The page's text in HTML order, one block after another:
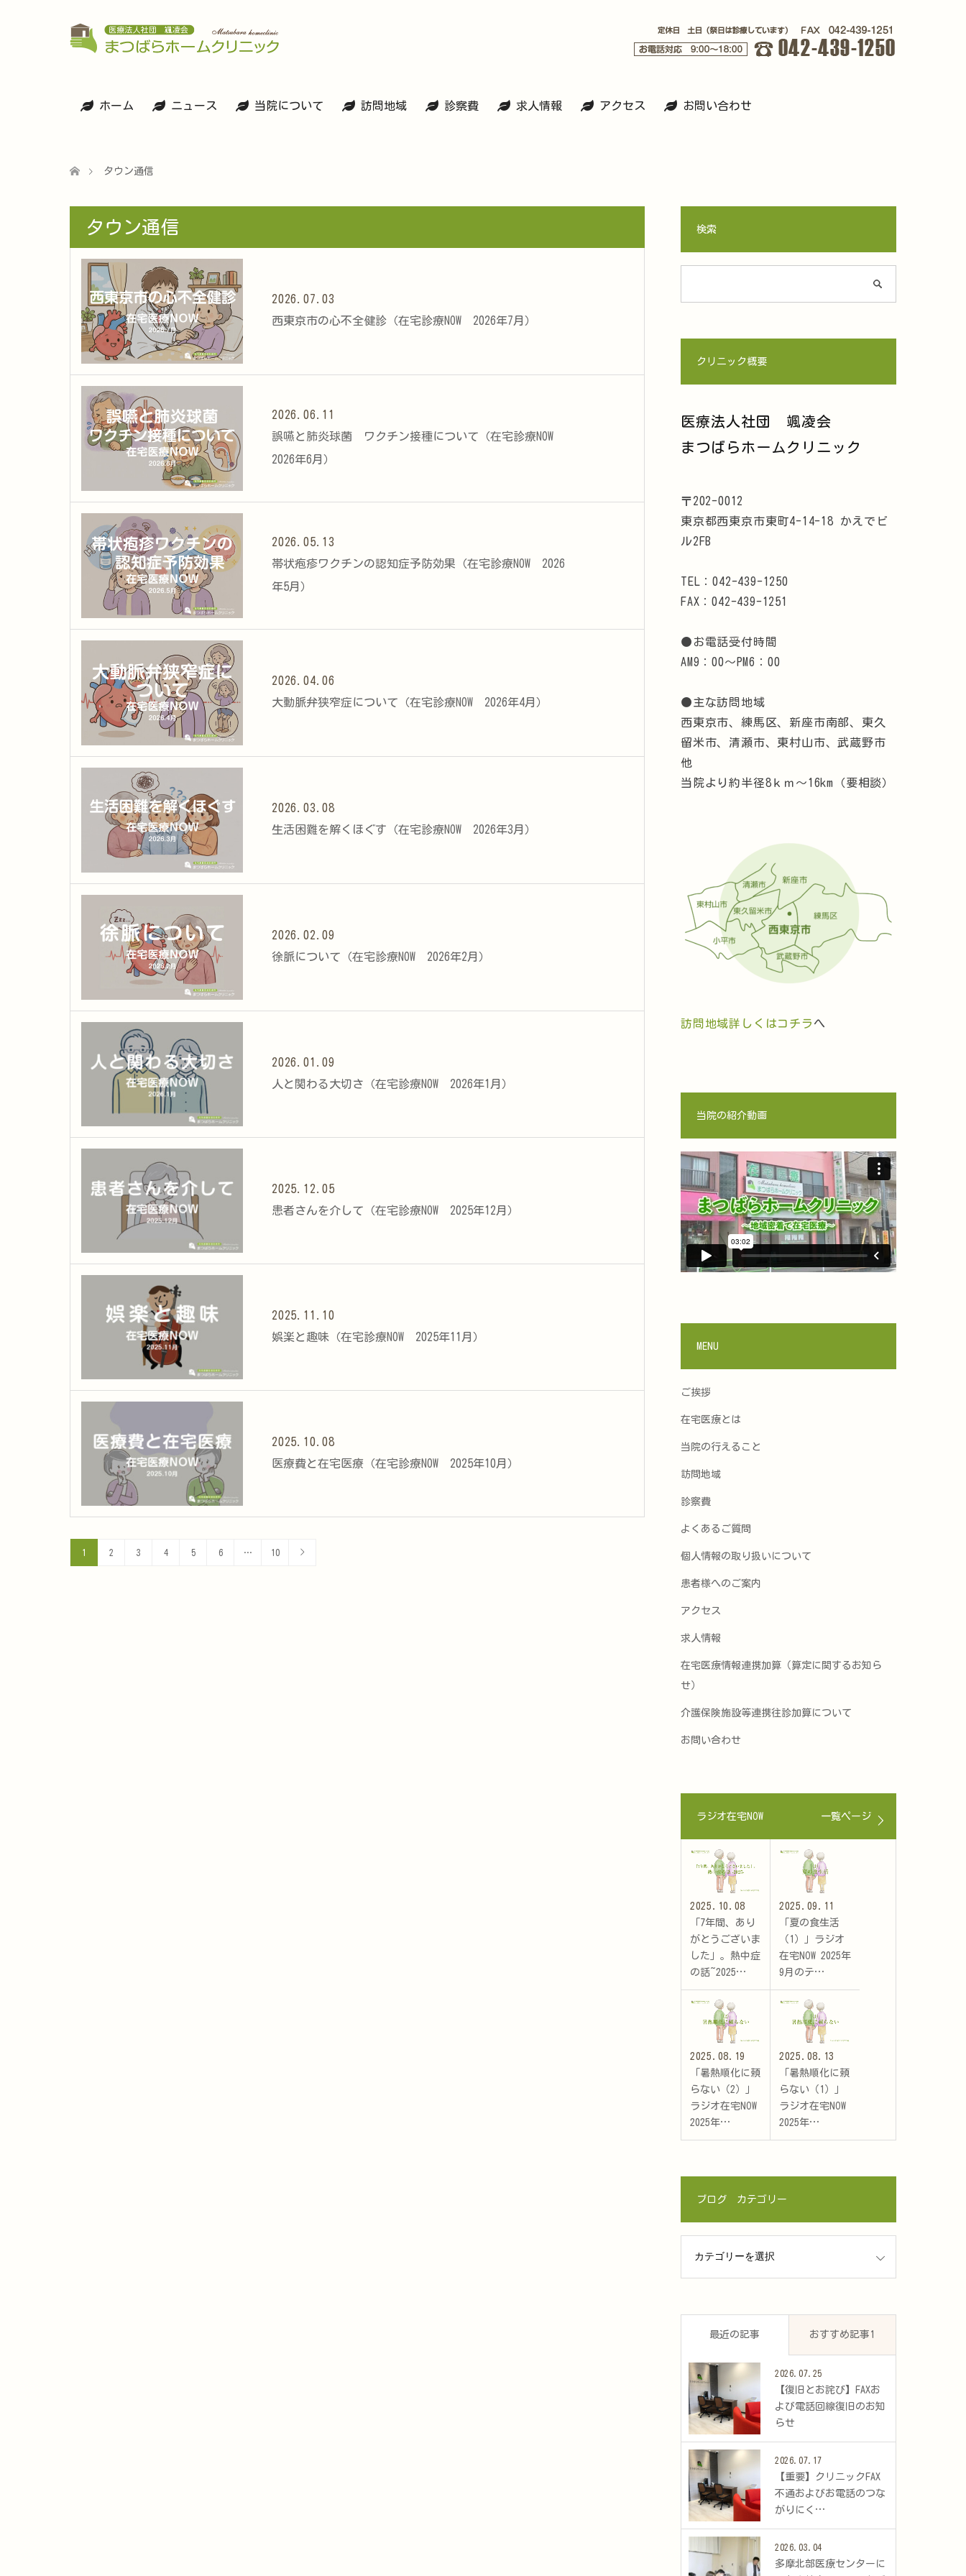
ホーム ニュース 当院について 訪問地域 診察費 求人情報 アクセス お問い合わせ
タウン通信
タウン通信
2026.07.03
西東京市の心不全健診（在宅診療NOW 2026年7月）
2026.06.11
誤嚥と肺炎球菌 ワクチン接種について（在宅診療NOW
2026年6月）
2026.05.13
帯状疱疹ワクチンの認知症予防効果（在宅診療NOW 2026
年5月）
2026.04.06
大動脈弁狭窄症について（在宅診療NOW 2026年4月）
2026.03.08
生活困難を解くほぐす（在宅診療NOW 2026年3月）
2026.02.09
徐脈について（在宅診療NOW 2026年2月）
2026.01.09
人と関わる大切さ（在宅診療NOW 2026年1月）
2025.12.05
患者さんを介して（在宅診療NOW 2025年12月）
2025.11.10
娯楽と趣味（在宅診療NOW 2025年11月）
2025.10.08
医療費と在宅医療（在宅診療NOW 2025年10月）
1 2 3 4 5 6 … 10
検索
クリニック概要
医療法人社団 颯凌会
まつばらホームクリニック
〒202-0012
東京都西東京市東町4-14-18 かえでビ
ル2FB
TEL：042-439-1250
FAX：042-439-1251
●お電話受付時間
AM9：00～PM6：00
●主な訪問地域
西東京市、練馬区、新座市南部、東久
留米市、清瀬市、東村山市、武蔵野市
他
当院より約半径8ｋｍ～16km（要相談）
訪問地域詳しくはコチラ へ
当院の紹介動画
MENU
ご挨拶
在宅医療とは
当院の行えること
訪問地域
診察費
よくあるご質問
個人情報の取り扱いについて
患者様へのご案内
アクセス
求人情報
在宅医療情報連携加算（算定に関するお知ら
せ）
介護保険施設等連携往診加算について
お問い合わせ
ラジオ在宅NOW 一覧ページ
2025.10.08
「7年間、あり
がとうございま
した」。熱中症
の話~2025…
2025.09.11
「夏の食生活
（1）」ラジオ
在宅NOW 2025年
9月のテ…
2025.08.19
「暑熱順化に頼
らない（2）」
ラジオ在宅NOW
2025年…
2025.08.13
「暑熱順化に頼
らない（1）」
ラジオ在宅NOW
2025年…
ブログ カテゴリー
最近の記事 おすすめ記事1
2026.07.25
​【復旧とお詫び】FAXお
よび電話回線復旧のお知
らせ
2026.07.17
​【重要】クリニックFAX
不通およびお電話のつな
がりにく…
2026.03.04
多摩北部医療センターに